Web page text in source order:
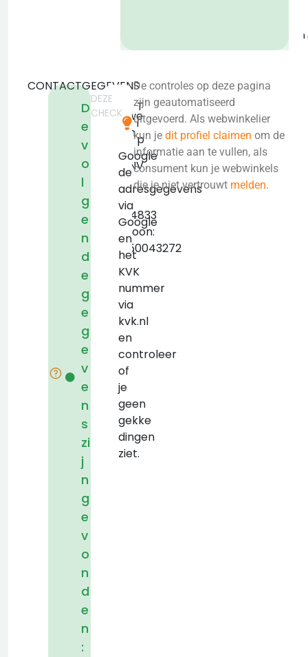
CONTACTGEGEVENS
D
e
v
o
l
g
e
n
d
e
g
e
g
e
v
e
n
s
zi
j
n
g
e
v
o
n
d
e
n
:
De
Nieuwe
Erven
5431NV
KVK:
63934833
Telefoon:
+31850043272
T
i
p
Google
de
adresgegevens
via
Google
en
het
KVK
nummer
via
kvk.nl
en
controleer
of
je
geen
gekke
dingen
ziet.
DEZE
CHECK
De controles op deze pagina
zijn geautomatiseerd
uitgevoerd. Als webwinkelier
kun je dit profiel claimen om de
informatie aan te vullen, als
consument kun je webwinkels
die je niet vertrouwt melden.